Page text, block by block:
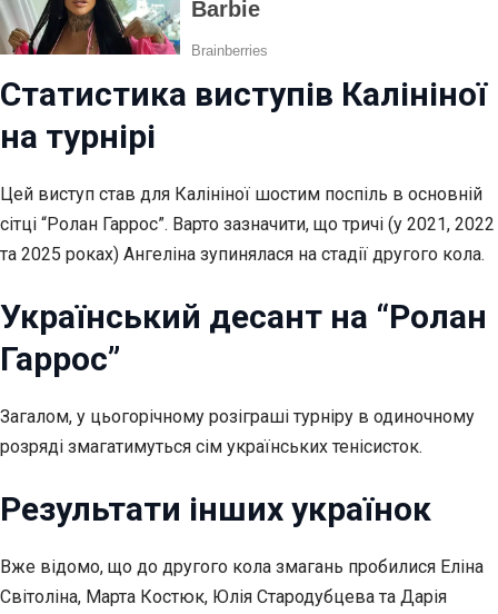
Статистика виступів Калініної
на турнірі
Цей виступ став для Калініної шостим поспіль в основній
сітці “Ролан Гаррос”. Варто зазначити, що тричі (у 2021, 2022
та 2025 роках) Ангеліна зупинялася на стадії другого кола.
Український десант на “Ролан
Гаррос”
Загалом, у цьогорічному розіграші турніру в одиночному
розряді змагатимуться сім українських тенісисток.
Результати інших українок
Вже відомо, що до другого кола змагань пробилися Еліна
Світоліна, Марта Костюк, Юлія Стародубцева та Дарія